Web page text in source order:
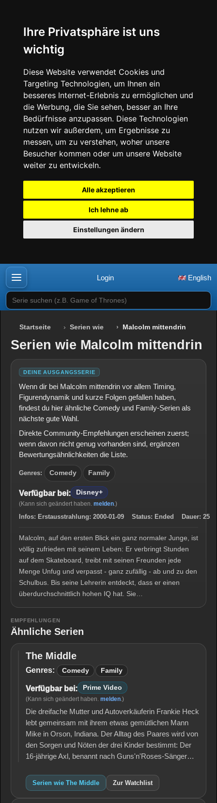
Ihre Privatsphäre ist uns
wichtig
Diese Website verwendet Cookies und
Targeting Technologien, um Ihnen ein
besseres Internet-Erlebnis zu ermöglichen und
die Werbung, die Sie sehen, besser an Ihre
Bedürfnisse anzupassen. Diese Technologien
nutzen wir außerdem, um Ergebnisse zu
messen, um zu verstehen, woher unsere
Besucher kommen oder um unsere Website
weiter zu entwickeln.
Alle akzeptieren
Ich lehne ab
Einstellungen ändern
Login English
Serie suchen (z.B. Game of Thrones)
Startseite Serien wie Malcolm mittendrin
Serien wie Malcolm mittendrin
DEINE AUSGANGSSERIE
Wenn dir bei Malcolm mittendrin vor allem Timing,
Figurendynamik und kurze Folgen gefallen haben,
findest du hier ähnliche Comedy und Family-Serien als
nächste gute Wahl.
Direkte Community-Empfehlungen erscheinen zuerst;
wenn davon nicht genug vorhanden sind, ergänzen
Bewertungsähnlichkeiten die Liste.
Genres: Comedy Family
Verfügbar bei: Disney+
(Kann sich geändert haben. melden.)
Infos: Erstausstrahlung: 2000-01-09 Status: Ended Dauer: 25
Malcolm, auf den ersten Blick ein ganz normaler Junge, ist
völlig zufrieden mit seinem Leben: Er verbringt Stunden
auf dem Skateboard, treibt mit seinen Freunden jede
Menge Unfug und verpasst - ganz zufällig - ab und zu den
Schulbus. Bis seine Lehrerin entdeckt, dass er einen
überdurchschnittlich hohen IQ hat. Sie…
EMPFEHLUNGEN
Ähnliche Serien
The
Middle
The Middle
Genres: Comedy Family
Verfügbar bei: Prime Video
(Kann sich geändert haben. melden.)
Die dreifache Mutter und Autoverkäuferin Frankie Heck
lebt gemeinsam mit ihrem etwas gemütlichen Mann
Mike in Orson, Indiana. Der Alltag des Paares wird von
den Sorgen und Nöten der drei Kinder bestimmt: Der
16-jährige Axl, benannt nach Guns'n'Roses-Sänger…
Serien wie The Middle Zur Watchlist